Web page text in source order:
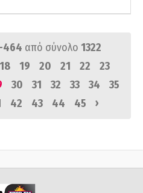
464 από σύνολο 1322
18 19 20 21 22
23
30 31 32 33 34
35
42 43 44 45 ›